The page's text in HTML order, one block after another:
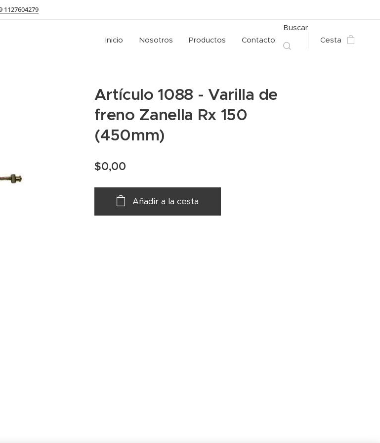
1127604279
Inicio Nosotros Productos Contacto
Buscar
Cesta
Artículo 1088 - Varilla de
freno Zanella Rx 150
(450mm)
$0,00
Añadir a la cesta